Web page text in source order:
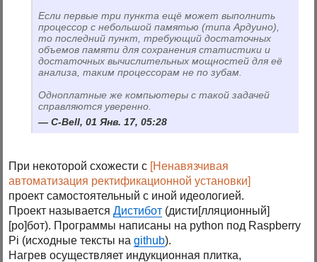
Если первые три пункта ещё может выполнить
процессор с небольшой памятью (типа Ардуино),
то последний пункт, требующий достаточных
объемов памяти для сохранения статистики и
достаточных вычислительных мощностей для её
анализа, таким процессорам не по зубам.
Одноплатные же компьютеры с такой задачей
справляются уверенно.
C-Bell, 01 Янв. 17, 05:28
При некоторой схожести с [Ненавязчивая
автоматизация ректификационной установки]
проект самостоятельный с иной идеологией.
Проект называетсяДистибот (дисти[лляционный]
[ро]бот). Программы написаны на python под Raspberry
Pi (исходные тексты наgithub).
Нагрев осуществляет индукционная плитка,